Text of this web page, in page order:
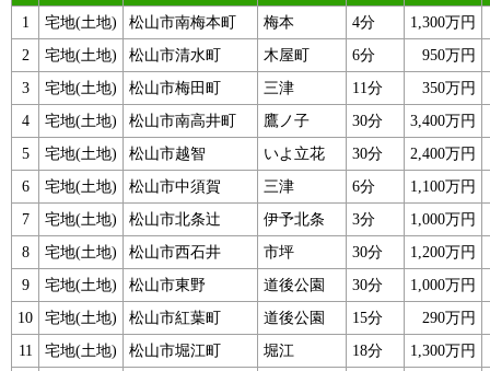
1
宅地(土地) 松山市南梅本町 梅本 4分
1,300万円
2
宅地(土地) 松山市清水町 木屋町 6分
950万円
3
宅地(土地) 松山市梅田町 三津 11分
350万円
4
宅地(土地) 松山市南高井町 鷹ノ子 30分
3,400万円
5
宅地(土地) 松山市越智 いよ立花 30分
2,400万円
6
宅地(土地) 松山市中須賀 三津 6分
1,100万円
7
宅地(土地) 松山市北条辻 伊予北条 3分
1,000万円
8
宅地(土地) 松山市西石井 市坪 30分
1,200万円
9
宅地(土地) 松山市東野 道後公園 30分
1,000万円
10
宅地(土地) 松山市紅葉町 道後公園 15分
290万円
11
宅地(土地) 松山市堀江町 堀江 18分
1,300万円